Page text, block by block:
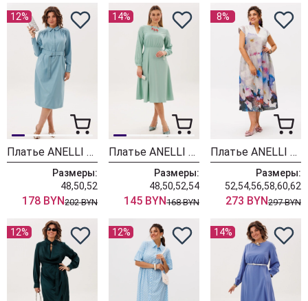
12%
Платье ANELLI LAUREL 1834 ледяное сердце
Размеры:
48,50,52
178 BYN202 BYN
14%
Платье ANELLI LAUREL 1836 дымчатый нефрит
Размеры:
48,50,52,54
145 BYN168 BYN
8%
Платье ANELLI LAUREL 1424-1 анютины глазки
Размеры:
52,54,56,58,60,62
273 BYN297 BYN
12% 12% 14%